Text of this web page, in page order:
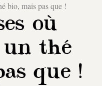
bio, mais pas que !
où
thé
que !